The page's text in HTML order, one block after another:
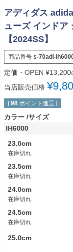
アディダス
ューズ インドア
【2024SS】
商品番号 s-70adi-
定価・OPEN ¥13,200
当店販売価格 ¥
[ 98 ポイント進呈 ]
カラー サイズ
IH6000
23.0cm
在庫切れ
23.5cm
在庫切れ
24.0cm
在庫切れ
24.5cm
在庫切れ
25.0cm